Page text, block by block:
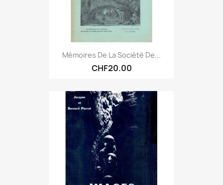
Mémoires De La Société De...
CHF20.00